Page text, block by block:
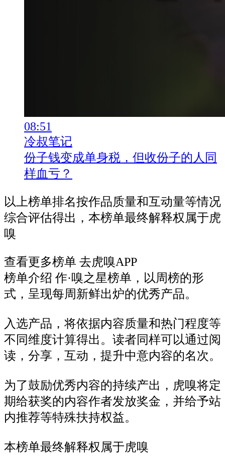
08:51
冷叔笔记
份子钱变成单身税，但收份子的人同
样血亏？
以上榜单排名按作品质量和互动量等情况
综合评估得出，本榜单最终解释权属于虎
嗅
查看更多榜单 去虎嗅APP
榜单介绍 作·嗅之星榜单，以周榜的形
式，呈现每周新鲜出炉的优秀产品。
入选产品，将依据内容质量和热门程度等
不同维度计算得出。读者同样可以通过阅
读，分享，互动，提升中意内容的名次。
为了鼓励优秀内容的持续产出，虎嗅将定
期给获奖的内容作者发放奖金，并给予站
内推荐等特殊扶持权益。
本榜单最终解释权属于虎嗅